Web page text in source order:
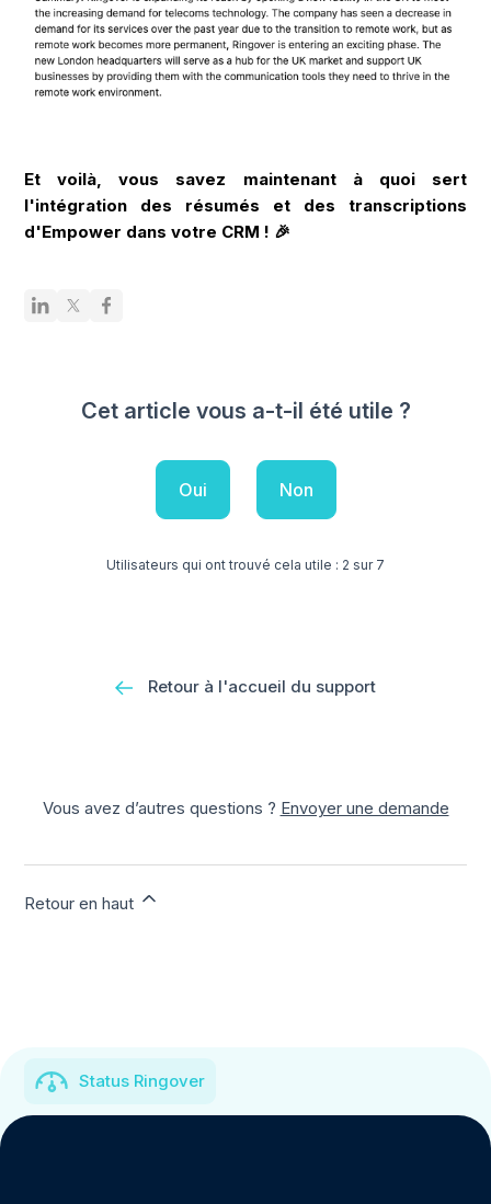
Et voilà, vous savez maintenant à quoi sert
l'intégration des résumés et des transcriptions
d'Empower dans votre CRM ! 🎉
Cet article vous a-t-il été utile ?
Oui Non
Utilisateurs qui ont trouvé cela utile : 2 sur 7
Retour à l'accueil du support
Vous avez d’autres questions ? Envoyer une demande
Retour en haut
Status Ringover